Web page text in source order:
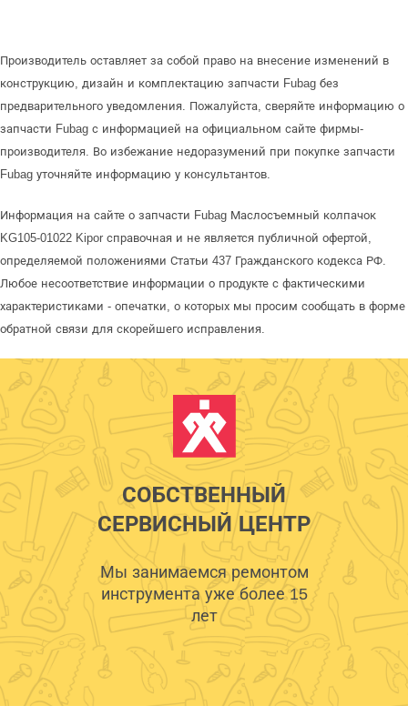
Производитель оставляет за собой право на внесение изменений в
конструкцию, дизайн и комплектацию запчасти Fubag без
предварительного уведомления. Пожалуйста, сверяйте информацию о
запчасти Fubag с информацией на официальном сайте фирмы-
производителя. Во избежание недоразумений при покупке запчасти
Fubag уточняйте информацию у консультантов.
Информация на сайте о запчасти Fubag Маслосъемный колпачок
KG105-01022 Kipor справочная и не является публичной офертой,
определяемой положениями Статьи 437 Гражданского кодекса РФ.
Любое несоответствие информации о продукте с фактическими
характеристиками - опечатки, о которых мы просим сообщать в форме
обратной связи для скорейшего исправления.
СОБСТВЕННЫЙ
СЕРВИСНЫЙ ЦЕНТР
Мы занимаемся ремонтом
инструмента уже более 15
лет